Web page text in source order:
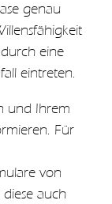
genau
eine
eintreten.
und Ihrem
Für
von
auch